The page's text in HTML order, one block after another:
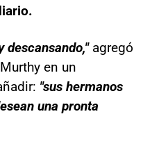
descansando,"agregó
en un
"sus hermanos
una pronta